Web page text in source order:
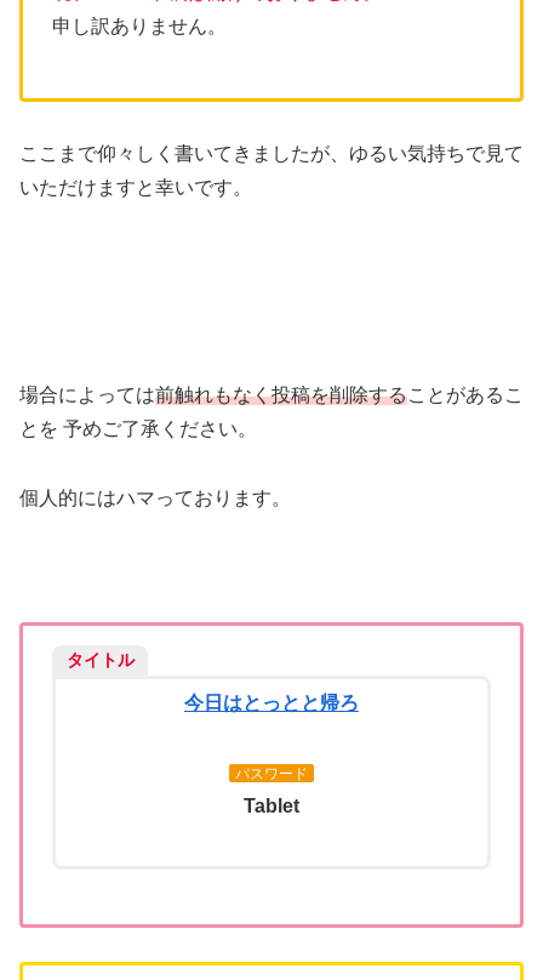
申し訳ありません。
ここまで仰々しく書いてきましたが、ゆるい気持ちで見て
いただけますと幸いです。
場合によっては前触れもなく投稿を削除することがあるこ
とを 予めご了承ください。
個人的にはハマっております。
タイトル
今日はとっとと帰ろ
パスワード
Tablet